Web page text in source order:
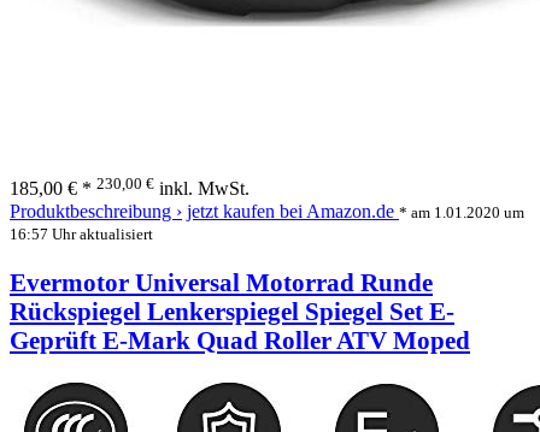
185,00 € * 230,00 € inkl. MwSt.
Produktbeschreibung › jetzt kaufen bei Amazon.de * am 1.01.2020 um
16:57 Uhr aktualisiert
Evermotor Universal Motorrad Runde
Rückspiegel Lenkerspiegel Spiegel Set E-
Geprüft E-Mark Quad Roller ATV Moped